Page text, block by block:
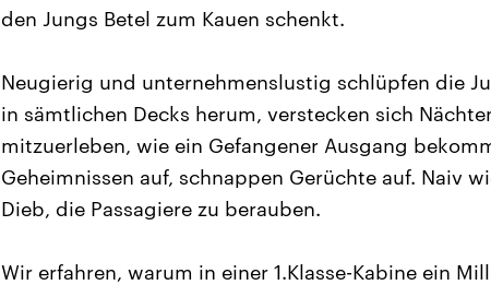
den Jungs Betel zum Kauen schenkt.
Neugierig und unternehmenslustig schlüpfen die
in sämtlichen Decks herum, verstecken sich
mitzuerleben, wie ein Gefangener Ausgang
Geheimnissen auf, schnappen Gerüchte auf. Naiv
Dieb, die Passagiere zu berauben.
Wir erfahren, warum in einer 1.Klasse-Kabine ein